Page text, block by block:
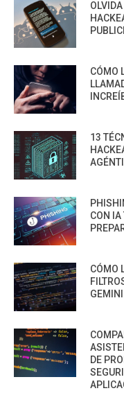
CÓMO
13
CON IA
CÓMO
DE